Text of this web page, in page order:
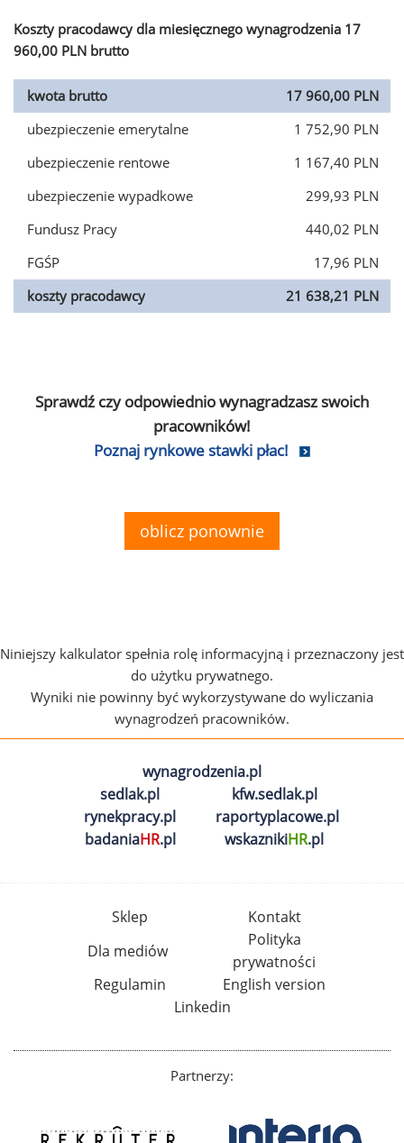
Koszty pracodawcy dla miesięcznego wynagrodzenia 17
960,00 PLN brutto
kwota brutto
17 960,00 PLN
ubezpieczenie emerytalne
1 752,90 PLN
ubezpieczenie rentowe
1 167,40 PLN
ubezpieczenie wypadkowe
299,93 PLN
Fundusz Pracy
440,02 PLN
FGŚP
17,96 PLN
koszty pracodawcy
21 638,21 PLN
Sprawdź czy odpowiednio wynagradzasz swoich
pracowników!
Poznaj rynkowe stawki płac!
oblicz ponownie
Niniejszy kalkulator spełnia rolę informacyjną i przeznaczony jest
do użytku prywatnego.
Wyniki nie powinny być wykorzystywane do wyliczania
wynagrodzeń pracowników.
wynagrodzenia.pl
sedlak.pl
kfw.sedlak.pl
rynekpracy.pl
raportyplacowe.pl
badaniaHR.pl wskaznikiHR.pl
Sklep
Kontakt
Dla mediów
Polityka
prywatności
Regulamin
English version
Linkedin
Partnerzy: